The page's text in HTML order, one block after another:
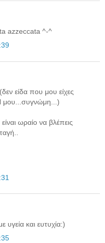
azzeccata ^-^
είδα που μου είχες
μου...συγνώμη...)
ωραίο να βλέπεις
υγεία και ευτυχία:)